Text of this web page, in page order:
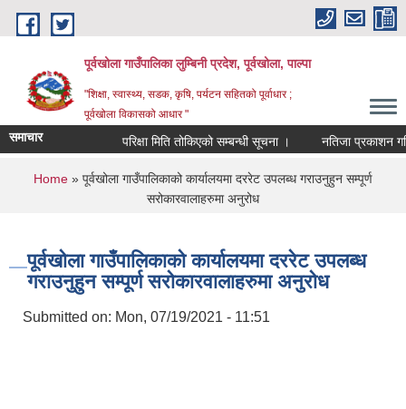
Skip to main content
पूर्वखोला गाउँपालिका लुम्बिनी प्रदेश, पूर्वखोला, पाल्पा
"शिक्षा, स्वास्थ्य, सडक, कृषि, पर्यटन सहितको पूर्वाधार ;
पूर्वखोला विकासको आधार "
समाचार परिक्षा मिति तोकिएको सम्बन्धी सूचना । नतिजा प्रकाशन
You are here
Home » पूर्वखोला गाउँपालिकाको कार्यालयमा दररेट उपलब्ध गराउनुहुन सम्पूर्ण
सरोकारवालाहरुमा अनुरोध
पूर्वखोला गाउँपालिकाको कार्यालयमा दररेट उपलब्ध
गराउनुहुन सम्पूर्ण सरोकारवालाहरुमा अनुरोध
Submitted on: Mon, 07/19/2021 - 11:51